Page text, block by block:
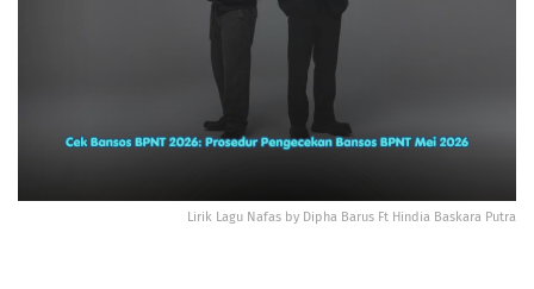
Lirik Lagu Nafas by Dipha Barus Ft Hindia Baskara Putra